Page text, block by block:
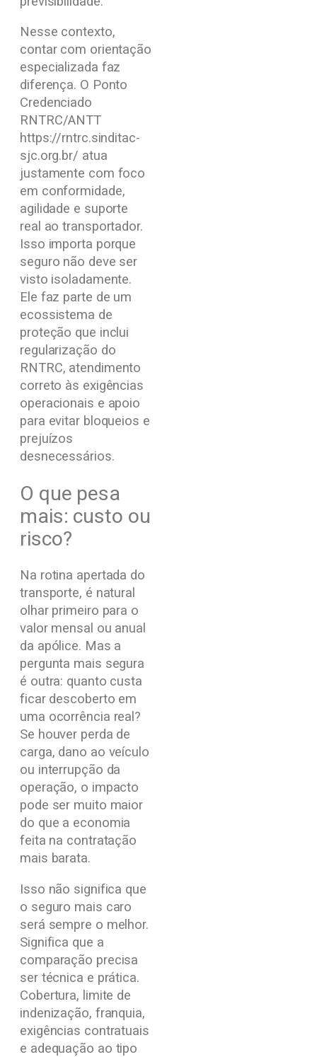
Nesse contexto,
contar com orientação
especializada faz
diferença. O Ponto
Credenciado
RNTRC/ANTT
https://rntrc.sinditac-
sjc.org.br/ atua
justamente com foco
em conformidade,
agilidade e suporte
real ao transportador.
Isso importa porque
seguro não deve ser
visto isoladamente.
Ele faz parte de um
ecossistema de
proteção que inclui
regularização do
RNTRC, atendimento
correto às exigências
operacionais e apoio
para evitar bloqueios e
prejuízos
desnecessários.
O que pesa
mais: custo ou
risco?
Na rotina apertada do
transporte, é natural
olhar primeiro para o
valor mensal ou anual
da apólice. Mas a
pergunta mais segura
é outra: quanto custa
ficar descoberto em
uma ocorrência real?
Se houver perda de
carga, dano ao veículo
ou interrupção da
operação, o impacto
pode ser muito maior
do que a economia
feita na contratação
mais barata.
Isso não significa que
o seguro mais caro
será sempre o melhor.
Significa que a
comparação precisa
ser técnica e prática.
Cobertura, limite de
indenização, franquia,
exigências contratuais
e adequação ao tipo